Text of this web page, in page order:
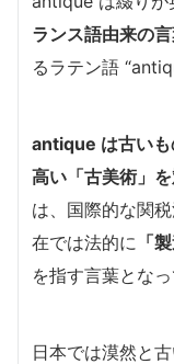
ランス語由来の言
るラテン語
antique は古いも
高い「古美術」を
は、国際的な関
在では法的に 「
を指す言葉となっ
日本では漠然と